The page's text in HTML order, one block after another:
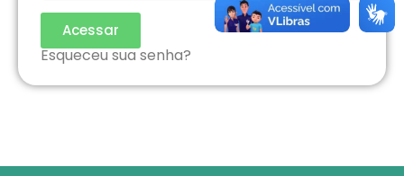
Acessar
Esqueceu sua senha?